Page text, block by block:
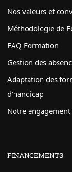
Nos valeurs et
Méthodologie de
FAQ Formation
Gestion des
Adaptation des
d’handicap
Notre
FINANCEMENTS